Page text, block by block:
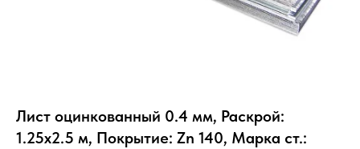
Лист оцинкованный 0.4 мм, Раскрой:
1.25х2.5 м, Покрытие: Zn 140, Марка ст.: